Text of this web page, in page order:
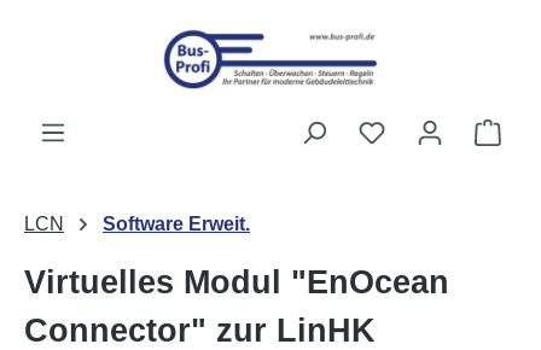
Zum Hauptinhalt springen
Du hast 0
LCN Software Erweit.
Virtuelles Modul "EnOcean
Connector" zur LinHK